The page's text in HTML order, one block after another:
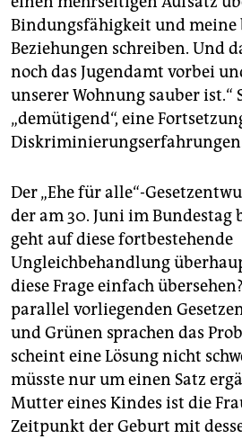
Bindungsfähigkeit und meine
Beziehungen schreiben. Und
noch das Jugendamt vorbei
unserer Wohnung sauber ist.“
„demütigend“, eine
Der „Ehe für alle“-
der am 30. Juni im Bundestag
geht auf diese fortbestehende
Ungleichbehandlung
diese Frage einfach
parallel vorliegenden
und Grünen sprachen das
scheint eine Lösung nicht
müsste nur um einen Satz
Mutter eines Kindes ist die
Zeitpunkt der Geburt mit